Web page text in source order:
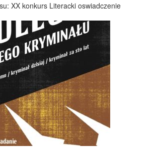
XX konkurs Literacki oswiadczenie